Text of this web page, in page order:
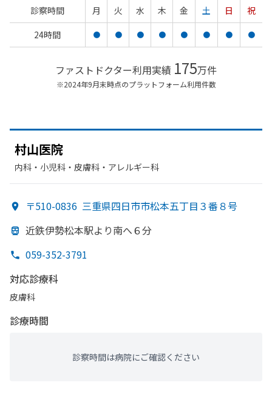
診察時間 月 火 水 木 金 土 日
祝
24時間
● ● ● ● ● ● ● ●
ファストドクター利用実績 175万件
※2024年9月末時点のプラットフォーム利用件数
村山医院
内科・​小児科・​皮膚科・​アレルギー科
〒510-0836 三重県四日市市松本五丁目３番８号
近鉄伊勢松本駅より南へ６分
059-352-3791
対応診療科
皮膚科
診療時間
診察時間は病院にご確認ください